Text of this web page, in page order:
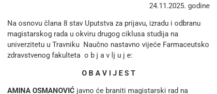
24.11.2025. godine
Na osnovu člana 8 stav Uputstva za prijavu, izradu i odbranu
magistarskog rada u okviru drugog ciklusa studija na
univerzitetu u Travniku Naučno nastavno vijeće Farmaceutsko
zdravstvenog fakulteta o b j a v lj u j e:
O B A V I J E S T
AMINA OSMANOVIĆ javno će braniti magistarski rad na